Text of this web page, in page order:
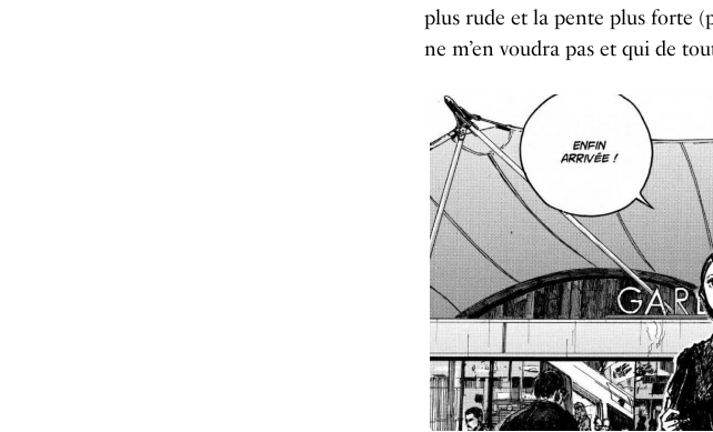
plus rude et la pente plus forte
ne m’en voudra pas et qui de